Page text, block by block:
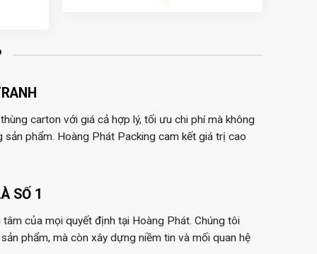
carton với giá cả hợp lý, tối ưu chi phí mà không
sản phẩm. Hoàng Phát Packing cam kết giá trị cao
SỐ 1
của mọi quyết định tại Hoàng Phát. Chúng tôi
phẩm, mà còn xây dựng niềm tin và mối quan hệ